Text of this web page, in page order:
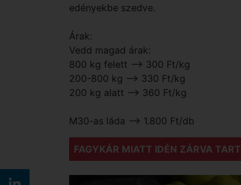
edényekbe szedve.
Árak:
Vedd magad árak:
800 kg felett --> 300 Ft/kg
200-800 kg --> 330 Ft/kg
200 kg alatt --> 360 Ft/kg
M30-as láda --> 1.800 Ft/db
FAGYKÁR MIATT IDÉN ZÁRVA TART